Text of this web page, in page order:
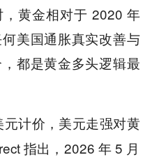
黄金相对于 2020 年
美国通胀真实改善与
都是黄金多头逻辑最
计价，美元走强对黄
指出，2026 年 5 月